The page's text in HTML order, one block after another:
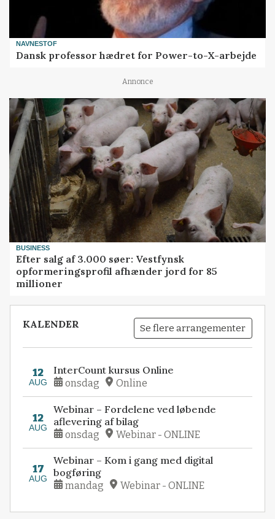
NAVNESTOF
Dansk professor hædret for Power-to-X-arbejde
Annonce
BUSINESS
Efter salg af 3.000 søer: Vestfynsk
opformeringsprofil afhænder jord for 85
millioner
KALENDER Se flere arrangementer
12
AUG
InterCount kursus Online
onsdag Online
12
AUG
Webinar – Fordelene ved løbende
aflevering af bilag
onsdag Webinar - ONLINE
17
AUG
Webinar – Kom i gang med digital
bogføring
mandag Webinar - ONLINE